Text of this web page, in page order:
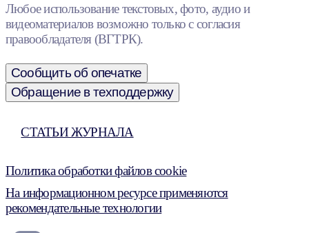
Любое использование текстовых, фото, аудио и
видеоматериалов возможно только с согласия
правообладателя (ВГТРК).
Сообщить об опечатке
Обращение в техподдержку
СТАТЬИ ЖУРНАЛА
Политика обработки файлов cookie
На информационном ресурсе применяются
рекомендательные технологии